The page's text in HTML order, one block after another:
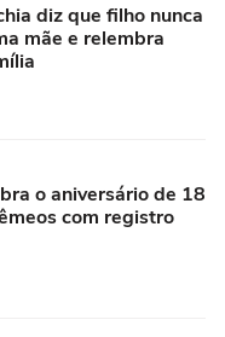
diz que filho nunca
mãe e relembra
o aniversário de 18
com registro